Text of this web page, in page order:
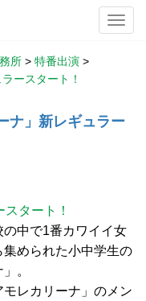
所 > 特番出演 >
ースタート！
ナ」新レギュラー
タート！
の中で1番カワイイ女
められた小中学生の
。
レカリーナ」のメン